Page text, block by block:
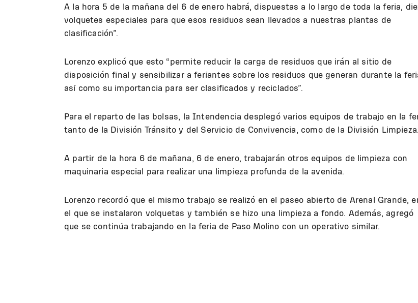
A la hora 5 de la mañana del 6 de enero habrá, dispuestas a lo largo de toda la feria,
volquetes especiales para que esos residuos sean llevados a nuestras plantas de
clasificación”.
Lorenzo explicó que esto “permite reducir la carga de residuos que irán al sitio de
disposición final y sensibilizar a feriantes sobre los residuos que generan durante la
así como su importancia para ser clasificados y reciclados”.
Para el reparto de las bolsas, la Intendencia desplegó varios equipos de trabajo en la
tanto de la División Tránsito y del Servicio de Convivencia, como de la División Limpieza.
A partir de la hora 6 de mañana, 6 de enero, trabajarán otros equipos de limpieza con
maquinaria especial para realizar una limpieza profunda de la avenida.
Lorenzo recordó que el mismo trabajo se realizó en el paseo abierto de Arenal Grande,
el que se instalaron volquetas y también se hizo una limpieza a fondo. Además, agregó
que se continúa trabajando en la feria de Paso Molino con un operativo similar.